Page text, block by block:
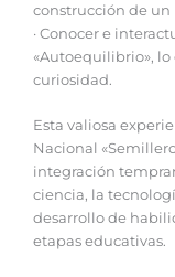
construcción de un
· Conocer e
«Autoequilibrio»,
curiosidad.
Esta valiosa
Nacional
integración
ciencia, la
desarrollo de
etapas educativas.